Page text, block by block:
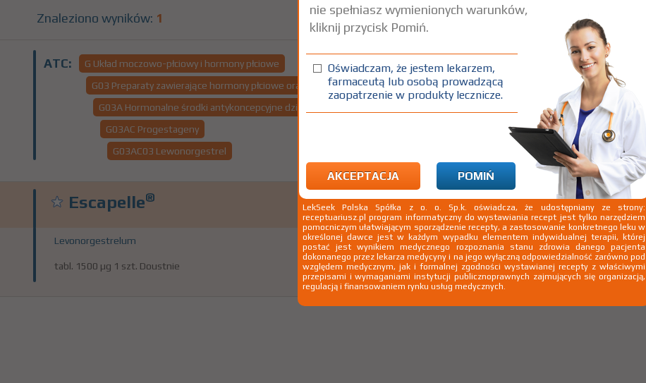
Znaleziono wyników: 1
ATC:
G Układ moczowo-płciowy i hormony płciowe
G03 Preparaty zawierające hormony płciowe oraz modulatory ich działania
G03A Hormonalne środki antykoncepcyjne działające ogólnie
G03AC Progestageny
G03AC03 Lewonorgestrel
Escapelle®
Levonorgestrelum
tabl. 1500 µg 1 szt. Doustnie
nie spełniasz wymienionych warunków,
kliknij przycisk Pomiń.
Oświadczam, że jestem lekarzem,
farmaceutą lub osobą prowadzącą
zaopatrzenie w produkty lecznicze.
AKCEPTACJA POMIŃ
LekSeek Polska Spółka z o. o. Sp.k. oświadcza, że udostępniany ze strony:
receptuariusz.pl program informatyczny do wystawiania recept jest tylko narzędziem
pomocniczym ułatwiającym sporządzenie recepty, a zastosowanie konkretnego leku w
określonej dawce jest w każdym wypadku elementem indywidualnej terapii, której
postać jest wynikiem medycznego rozpoznania stanu zdrowia danego pacjenta
dokonanego przez lekarza medycyny i na jego wyłączną odpowiedzialność zarówno pod
względem medycznym, jak i formalnej zgodności wystawianej recepty z właściwymi
przepisami i wymaganiami instytucji publicznoprawnych zajmujących się organizacją,
regulacją i finansowaniem rynku usług medycznych.